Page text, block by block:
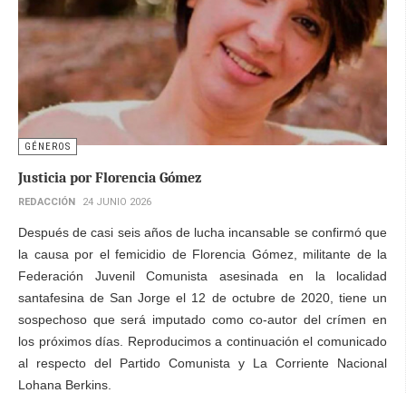
GÉNEROS
Justicia por Florencia Gómez
REDACCIÓN 24 JUNIO 2026
Después de casi seis años de lucha incansable se confirmó que
la causa por el femicidio de Florencia Gómez, militante de la
Federación Juvenil Comunista asesinada en la localidad
santafesina de San Jorge el 12 de octubre de 2020, tiene un
sospechoso que será imputado como co-autor del crímen en
los próximos días. Reproducimos a continuación el comunicado
al respecto del Partido Comunista y La Corriente Nacional
Lohana Berkins.